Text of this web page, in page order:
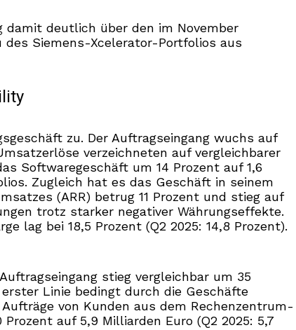
damit deutlich über den im November
des Siemens-Xcelerator-Portfolios aus
zu. Der Auftragseingang wuchs auf
verzeichneten auf vergleichbarer
Softwaregeschäft um 14 Prozent auf 1,6
Zugleich hat es das Geschäft in seinem
(ARR) betrug 11 Prozent und stieg auf
trotz starker negativer Währungseffekte.
lag bei 18,5 Prozent (Q2 2025: 14,8 Prozent).
stieg vergleichbar um 35
Linie bedingt durch die Geschäfte
von Kunden aus dem Rechenzentrum-
auf 5,9 Milliarden Euro (Q2 2025: 5,7